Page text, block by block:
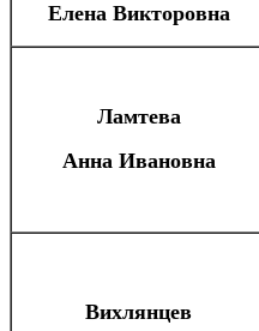
Елена Викторовна
Ламтева
Анна Ивановна
Вихлянцев